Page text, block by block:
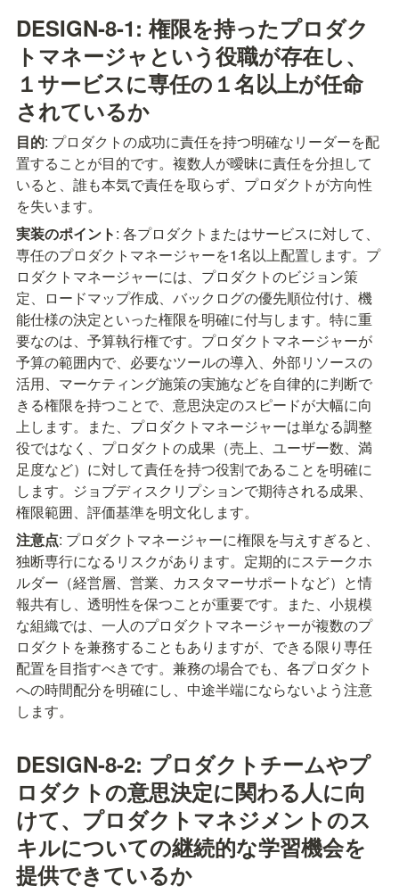
DESIGN-8-1: 権限を持ったプロダク
トマネージャという役職が存在し、
１サービスに専任の１名以上が任命
されているか
目的: プロダクトの成功に責任を持つ明確なリーダーを配
置することが目的です。複数人が曖昧に責任を分担して
いると、誰も本気で責任を取らず、プロダクトが方向性
を失います。
実装のポイント: 各プロダクトまたはサービスに対して、
専任のプロダクトマネージャーを1名以上配置します。プ
ロダクトマネージャーには、プロダクトのビジョン策
定、ロードマップ作成、バックログの優先順位付け、機
能仕様の決定といった権限を明確に付与します。特に重
要なのは、予算執行権です。プロダクトマネージャーが
予算の範囲内で、必要なツールの導入、外部リソースの
活用、マーケティング施策の実施などを自律的に判断で
きる権限を持つことで、意思決定のスピードが大幅に向
上します。また、プロダクトマネージャーは単なる調整
役ではなく、プロダクトの成果（売上、ユーザー数、満
足度など）に対して責任を持つ役割であることを明確に
します。ジョブディスクリプションで期待される成果、
権限範囲、評価基準を明文化します。
注意点: プロダクトマネージャーに権限を与えすぎると、
独断専行になるリスクがあります。定期的にステークホ
ルダー（経営層、営業、カスタマーサポートなど）と情
報共有し、透明性を保つことが重要です。また、小規模
な組織では、一人のプロダクトマネージャーが複数のプ
ロダクトを兼務することもありますが、できる限り専任
配置を目指すべきです。兼務の場合でも、各プロダクト
への時間配分を明確にし、中途半端にならないよう注意
します。
DESIGN-8-2: プロダクトチームやプ
ロダクトの意思決定に関わる人に向
けて、プロダクトマネジメントのス
キルについての継続的な学習機会を
提供できているか